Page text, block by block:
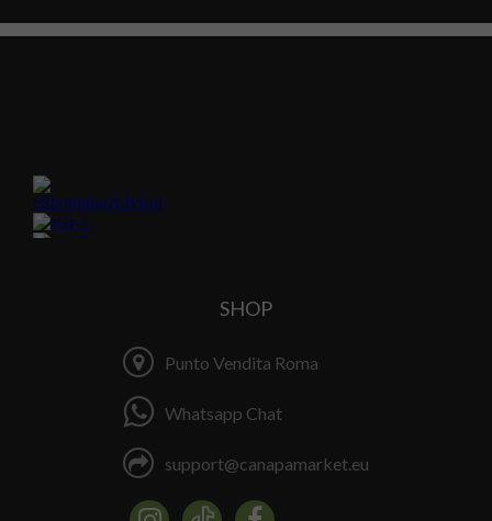
SHOP
Punto Vendita Roma
Whatsapp Chat
support@canapamarket.eu